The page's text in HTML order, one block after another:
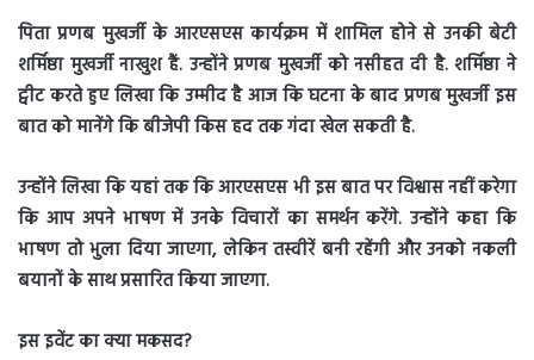
पिता प्रणब मुखर्जी के आरएसएस कार्यक्रम में शामिल होने से उनकी बेटी
शर्मिष्ठा मुखर्जी नाखुश हैं. उन्होंने प्रणब मुखर्जी को नसीहत दी है. शर्मिष्ठा ने
ट्वीट करते हुए लिखा कि उम्मीद है आज कि घटना के बाद प्रणब मुखर्जी इस
बात को मानेंगे कि बीजेपी किस हद तक गंदा खेल सकती है.
उन्होंने लिखा कि यहां तक ​​कि आरएसएस भी इस बात पर विश्वास नहीं करेगा
कि आप अपने भाषण में उनके विचारों का समर्थन करेंगे. उन्होंने कहा कि
भाषण तो भुला दिया जाएगा, लेकिन तस्वीरें बनी रहेंगी और उनको नकली
बयानों के साथ प्रसारित किया जाएगा.
इस इवेंट का क्या मकसद?